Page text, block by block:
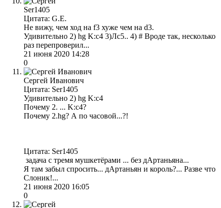
Ser1405
Цитата: G.E.
Не вижу, чем ход на f3 хуже чем на d3.
Удивительно 2) hg K:с4 3)Лс5.. 4) # Вроде так, несколько
раз перепроверил...
21 июня 2020 14:28
0
Сергей Иванович
Цитата: Ser1405
Удивительно 2) hg K:с4
Почему 2. ... K:с4?
Почему 2.hg? А по часовой...?!
Цитата: Ser1405
задача с тремя мушкетёрами ... без дАртаньяна...
Я там забыл спросить... дАртаньян и король?... Разве что
Слоник!...
21 июня 2020 16:05
0